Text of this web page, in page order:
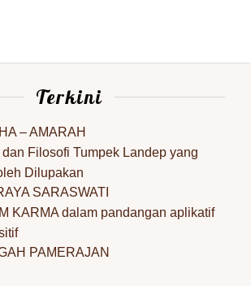
Terkini
– AMARAH
dan Filosofi Tumpek Landep yang
Dilupakan
SARASWATI
KARMA dalam pandangan aplikatif
PAMERAJAN